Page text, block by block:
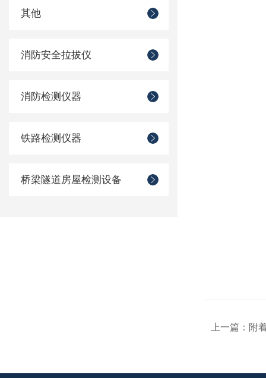
其他
消防安全拉拔仪
消防检测仪器
铁路检测仪器
桥梁隧道房屋检测设备
上一篇： 附